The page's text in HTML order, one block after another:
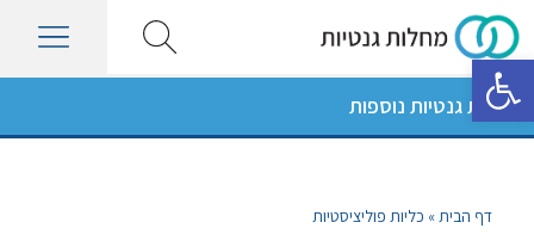
פתח סרגל נגישות
מחלות גנטיות נוספות
דף הבית» כליות פוליציסטיות